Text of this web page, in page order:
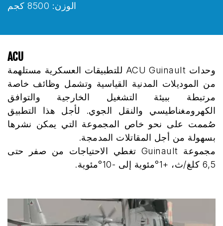
الوزن:
ACU
وحدات ACU Guinault للتطبيقات العسكرية مستلهمة
من الموديلات المدنية القياسية وتشمل وظائف خاصة
مرتبطة ببيئة التشغيل الخارجية والتوافق
الكهرومغناطيسي والنقل الجوي. لأجل هذا التطبيق
صُممت على نحو خاص المجموعة التي يمكن نشرها
بسهولة من أجل المقاتلات المدمجة.
مجموعة Guinault تغطي الاحتياجات من صفر حتى
6,5 كلغ/ث، +1°مئوية إلى -10°مئوية.